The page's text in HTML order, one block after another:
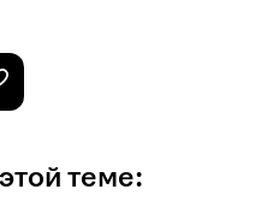
теме: